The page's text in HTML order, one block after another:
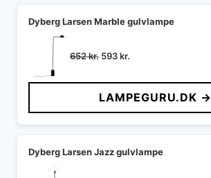
Dyberg Larsen Marble gulvlampe
652kr. Den
pris
var:
652 kr..
593kr.
pris
er:
593 kr..
LAMPEGURU.DK →
Dyberg Larsen Jazz gulvlampe